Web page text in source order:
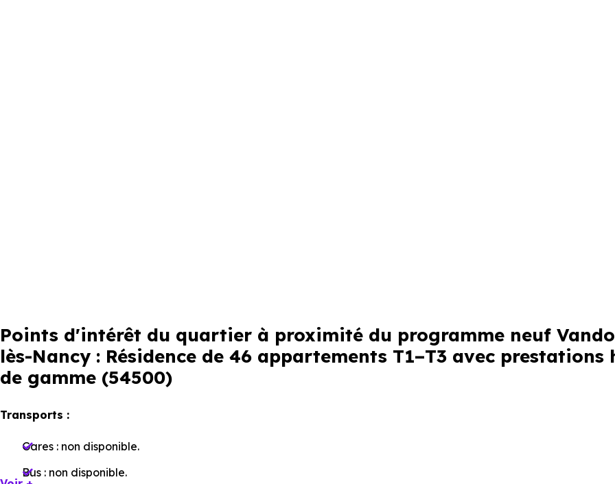
Points d'intérêt du quartier à proximité du programme neuf
lès-Nancy : Résidence de 46 appartements T1–T3 avec prestations
de gamme (54500)
Transports :
Gares : non disponible.
Bus : non disponible.